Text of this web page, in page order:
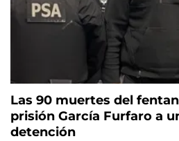
Las 90 muertes del
prisión García Furfaro a
detención